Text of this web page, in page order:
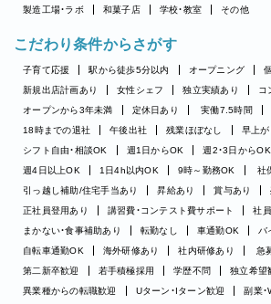
製造工場・ラボ
和菓子店 学校・教室 その他
こだわり条件からさがす
子育て応援 駅から徒歩5分以内 オープニング
新規出店計画あり
女性シェフ 独立実績あり コ
オープンから3年未満
定休日あり 実働7.5時間
18時までの退社
午後出社 残業ほぼなし 早上が
シフト自由・相談OK
週1日からOK
週2・3日からOK
週4日以上OK
1日4h以内OK 9時～勤務OK
社
引っ越し補助/住宅手当あり
昇給あり 賞与あり
正社員登用あり
講習費・コンテスト費サポート
社
まかない・食事補助あり
転勤なし 車通勤OK
バ
自転車通勤OK
海外研修あり 社内研修あり 急
第二新卒歓迎
若手積極採用 学歴不問
独立希望
異業種からの転職歓迎
Uターン・Iターン歓迎
副業